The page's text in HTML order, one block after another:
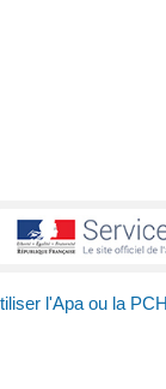
l'Apa ou la